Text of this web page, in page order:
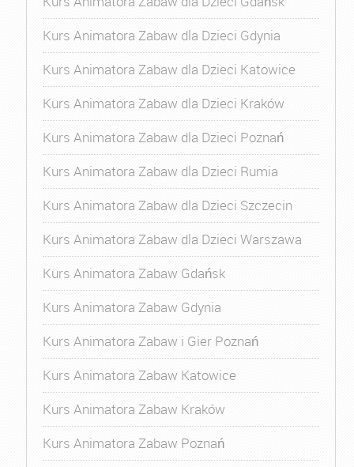
Kurs Animatora Zabaw dla Dzieci Gdynia
Kurs Animatora Zabaw dla Dzieci Katowice
Kurs Animatora Zabaw dla Dzieci Kraków
Kurs Animatora Zabaw dla Dzieci Poznań
Kurs Animatora Zabaw dla Dzieci Rumia
Kurs Animatora Zabaw dla Dzieci Szczecin
Kurs Animatora Zabaw dla Dzieci Warszawa
Kurs Animatora Zabaw Gdańsk
Kurs Animatora Zabaw Gdynia
Kurs Animatora Zabaw i Gier Poznań
Kurs Animatora Zabaw Katowice
Kurs Animatora Zabaw Kraków
Kurs Animatora Zabaw Poznań